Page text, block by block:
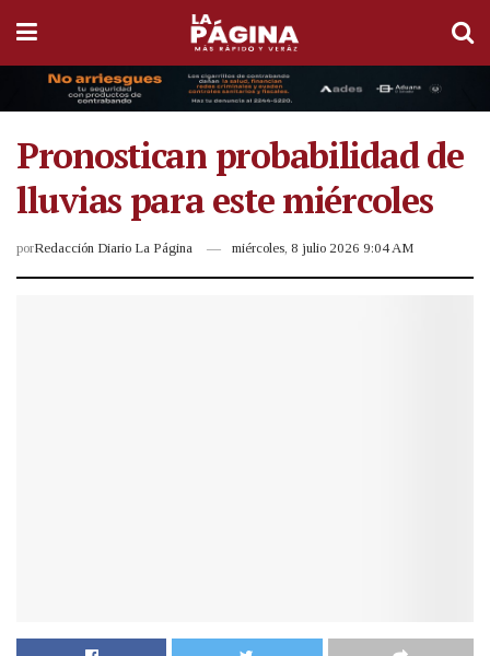
Pronostican probabilidad de
lluvias para este miércoles
porRedacción Diario La Página miércoles, 8 julio 2026 9:04 AM